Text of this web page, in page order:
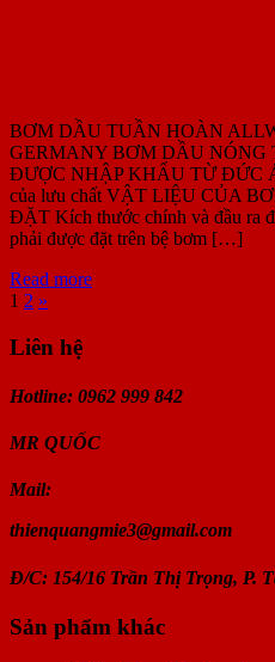
BƠM DẦU TUẦN HOÀN
GERMANY BƠM DẦU
ĐƯỢC NHẬP KHẨU TỪ ĐỨC
của lưu chất VẬT LIỆU CỦA
ĐẶT Kích thước chính và đầu ra
phải được đặt trên bệ bơm […]
Read more
1 2 »
Liên hệ
Hotline: 0962 999 842
MR QUỐC
Mail:
thienquangmie3@gmail.com
Đ/C: 154/16 Trần Thị Trọng, P.
Sản phẩm khác